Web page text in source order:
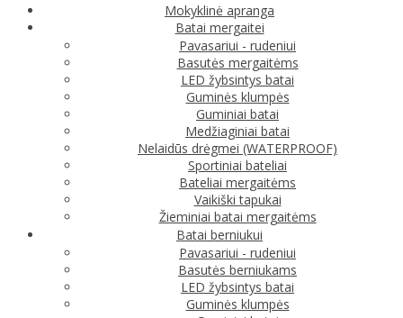
Mokyklinė apranga
Batai mergaitei
Pavasariui - rudeniui
Basutės mergaitėms
LED žybsintys batai
Guminės klumpės
Guminiai batai
Medžiaginiai batai
Nelaidūs drėgmei (WATERPROOF)
Sportiniai bateliai
Bateliai mergaitėms
Vaikiški tapukai
Žieminiai batai mergaitėms
Batai berniukui
Pavasariui - rudeniui
Basutės berniukams
LED žybsintys batai
Guminės klumpės